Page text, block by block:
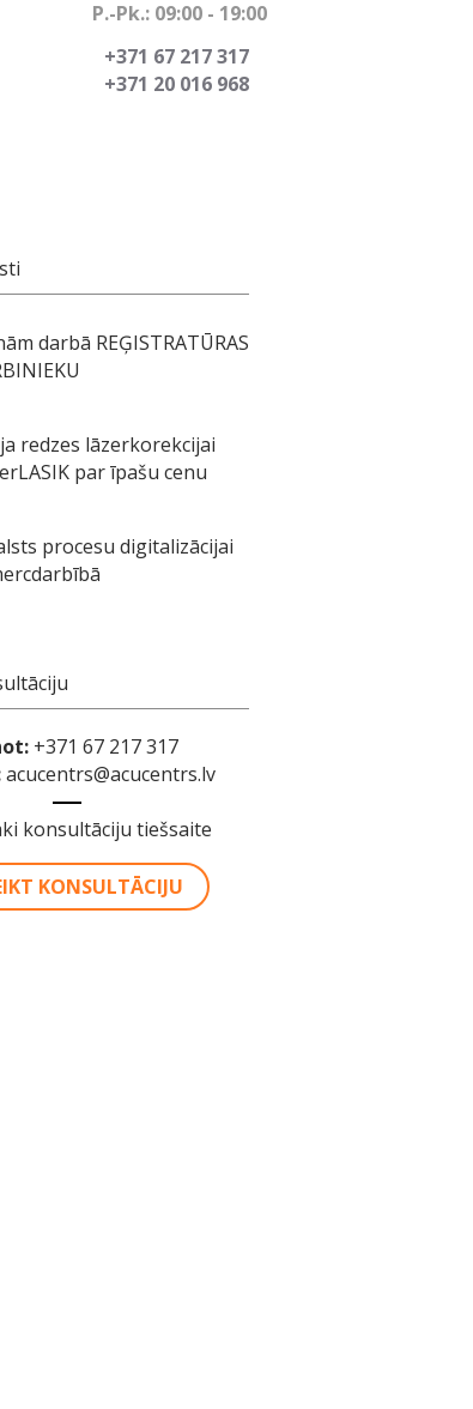
P.-Pk.: 09:00 - 19:00
+371 67 217 317
+371 20 016 968
darbā REĢISTRATŪRAS
redzes lāzerkorekcijai
par īpašu cenu
procesu digitalizācijai
+371 67 217 317
acucentrs@acucentrs.lv
konsultāciju tiešsaite
KONSULTĀCIJU